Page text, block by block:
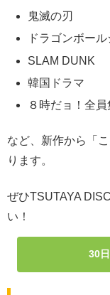
鬼滅の刃
ドラゴンボー
SLAM DUNK
韓国ドラマ
８時だョ！全員
など、新作から「
ります。
ぜひTSUTAYA
い！
30